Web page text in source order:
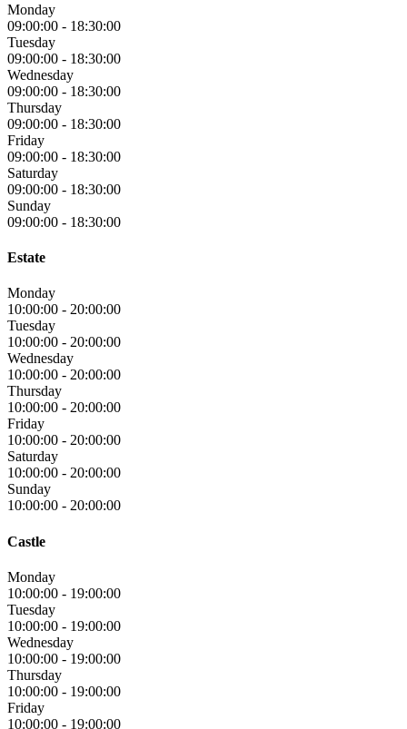
Monday
09:00:00 - 18:30:00
Tuesday
09:00:00 - 18:30:00
Wednesday
09:00:00 - 18:30:00
Thursday
09:00:00 - 18:30:00
Friday
09:00:00 - 18:30:00
Saturday
09:00:00 - 18:30:00
Sunday
09:00:00 - 18:30:00
Estate
Monday
10:00:00 - 20:00:00
Tuesday
10:00:00 - 20:00:00
Wednesday
10:00:00 - 20:00:00
Thursday
10:00:00 - 20:00:00
Friday
10:00:00 - 20:00:00
Saturday
10:00:00 - 20:00:00
Sunday
10:00:00 - 20:00:00
Castle
Monday
10:00:00 - 19:00:00
Tuesday
10:00:00 - 19:00:00
Wednesday
10:00:00 - 19:00:00
Thursday
10:00:00 - 19:00:00
Friday
10:00:00 - 19:00:00